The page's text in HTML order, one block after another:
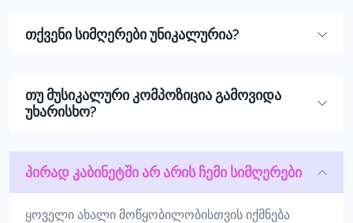
თქვენი სიმღერები უნიკალურია?
თუ მუსიკალური კომპოზიცია გამოვიდა
უხარისხო?
პირად კაბინეტში არ არის ჩემი სიმღერები
ყოველი ახალი მოწყობილობისთვის იქმნება